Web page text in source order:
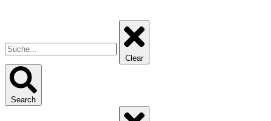
Clear
Search